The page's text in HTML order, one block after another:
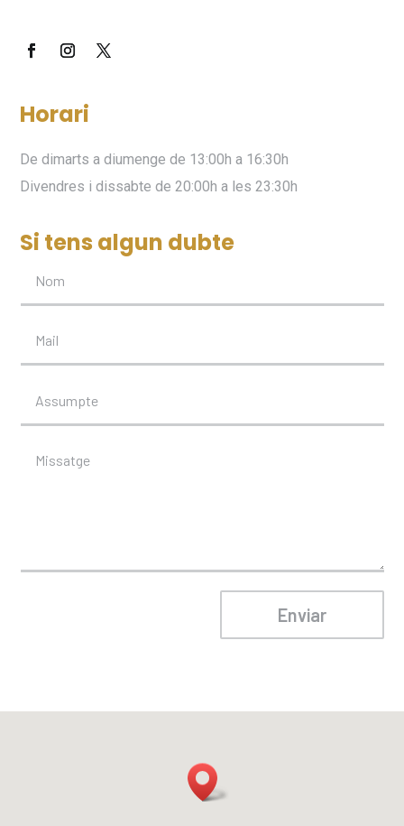
Horari
De dimarts a diumenge de 13:00h a 16:30h
Divendres i dissabte de 20:00h a les 23:30h
Si tens algun dubte
Enviar